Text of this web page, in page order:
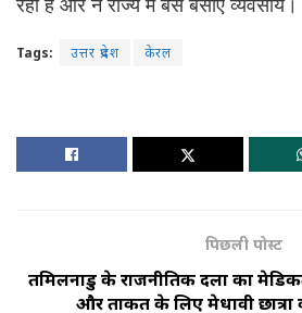
Tags: उत्तर प्रदेश केरल
पिछली पोस्ट
तमिलनाडु के राजनीतिक दलों का
और ताकत के लिए मेधावी छात्रों